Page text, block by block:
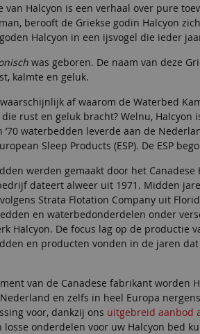
van Halcyon is een verhaal over pure
berooft de Griekse godin Halcyon
Halcyon in een ijsvogel die ieder
was geboren. De naam van deze
kalmte en geluk.
af waarom de Waterbed
die rust en geluk bracht? Welnu,
waterbedden leverde aan de
Sleep Products (ESP). De ESP
werden gemaakt door het
dateert alweer uit 1971. Midden
Strata Flotation Company uit
en waterbedonderdelen onder
Halcyon. De focus lag op de productie
en producten vonden in de jaren
van de Canadese fabrikant
en zelfs in heel Europa
voor, dankzij ons uitgebreid aanbod
losse onderdelen voor uw Halcyon bed